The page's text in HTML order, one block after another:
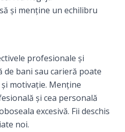
și menține un echilibru
profesionale și
de bani sau carieră poate
motivație. Menține
și cea personală
excesivă. Fii deschis
noi.